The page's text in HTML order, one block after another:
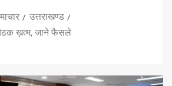
उत्तराखण्ड
ख़त्म, जाने फैसले